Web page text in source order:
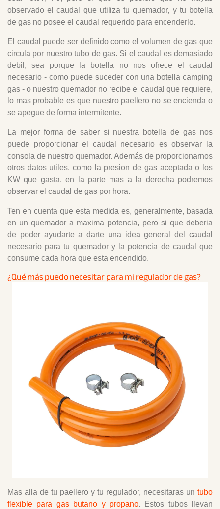
observado el caudal que utiliza tu quemador, y tu botella
de gas no posee el caudal requerido para encenderlo.
El caudal puede ser definido como el volumen de gas que
circula por nuestro tubo de gas. Si el caudal es demasiado
debil, sea porque la botella no nos ofrece el caudal
necesario - como puede suceder con una botella camping
gas - o nuestro quemador no recibe el caudal que requiere,
lo mas probable es que nuestro paellero no se encienda o
se apegue de forma intermitente.
La mejor forma de saber si nuestra botella de gas nos
puede proporcionar el caudal necesario es observar la
consola de nuestro quemador. Además de proporcionarnos
otros datos utiles, como la presion de gas aceptada o los
KW que gasta, en la parte mas a la derecha podremos
observar el caudal de gas por hora.
Ten en cuenta que esta medida es, generalmente, basada
en un quemador a maxima potencia, pero si que deberia
de poder ayudarte a darte una idea general del caudal
necesario para tu quemador y la potencia de caudal que
consume cada hora que esta encendido.
¿Qué más puedo necesitar para mi regulador de gas?
Mas alla de tu paellero y tu regulador, necesitaras un tubo
flexible para gas butano y propano. Estos tubos llevan